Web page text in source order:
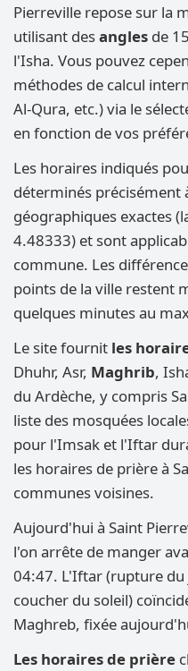
Pierreville repose sur la
utilisant desangles de
l'Isha. Vous pouvez
méthodes de calcul
Al-Qura, etc.) via le
en fonction de vos
Les horaires indiqués
déterminés précisément
géographiques exactes
4.48333) et sont
commune. Les
points de la ville restent
quelques minutes au
Le site fournit les
Dhuhr, Asr, Maghrib,
du Ardèche, y compris
liste des mosquées
pour l'Imsak et l'Iftar
les horaires de prière à
communes voisines.
Aujourd'hui à Saint
l'on arrête de manger
04:47. L'Iftar (rupture
coucher du soleil)
Maghreb, fixée
Les horaires de prière